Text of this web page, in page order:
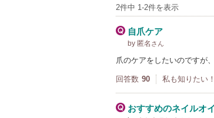
2件中 1-2件を表示
自爪ケア
by 匿名 さん
爪のケアをしたいのですが
回答数 90 私も知りたい！
おすすめのネイルオ